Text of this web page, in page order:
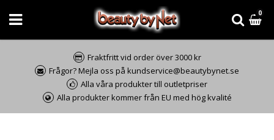
0
Fraktfritt vid order över 3000 kr
Frågor? Mejla oss på kundservice@beautybynet.se
Alla våra produkter till outletpriser
Alla produkter kommer från EU med hög kvalité